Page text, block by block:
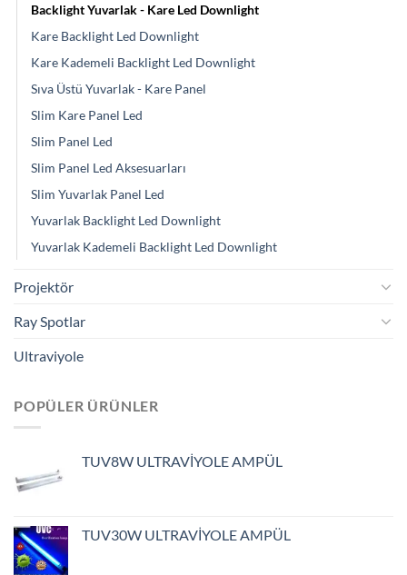
Backlight Yuvarlak - Kare Led Downlight
Kare Backlight Led Downlight
Kare Kademeli Backlight Led Downlight
Sıva Üstü Yuvarlak - Kare Panel
Slim Kare Panel Led
Slim Panel Led
Slim Panel Led Aksesuarları
Slim Yuvarlak Panel Led
Yuvarlak Backlight Led Downlight
Yuvarlak Kademeli Backlight Led Downlight
Projektör
Ray Spotlar
Ultraviyole
POPÜLER ÜRÜNLER
TUV8W ULTRAVİYOLE AMPÜL
TUV30W ULTRAVİYOLE AMPÜL